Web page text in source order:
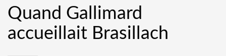
Quand Gallimard
accueillait Brasillach